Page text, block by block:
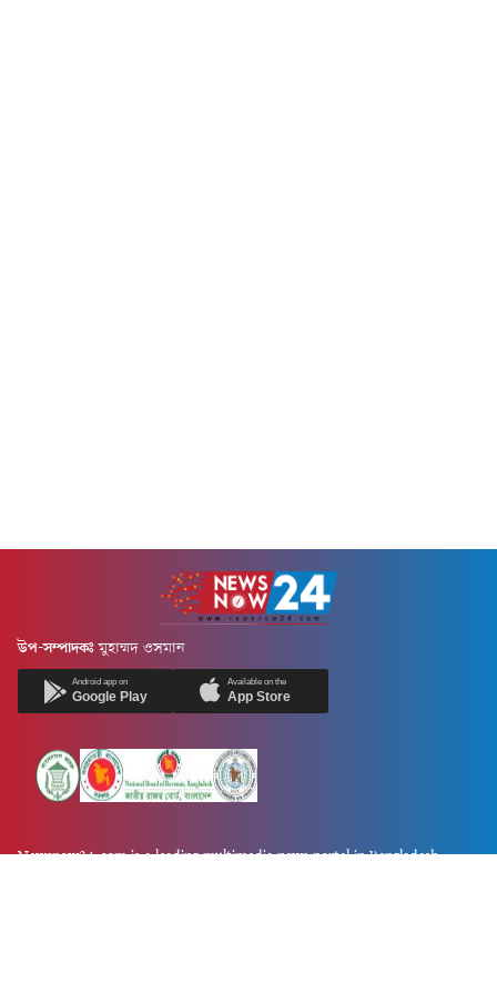
উপ-সম্পাদকঃ মুহাম্মদ ওসমান
Android app on
Google Play
Available on the
App Store
Newsnow24.com is a leading multimedia news portal in Bangladesh.